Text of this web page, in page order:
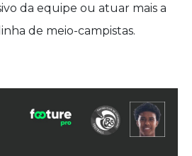
da equipe ou atuar mais a
de meio-campistas.